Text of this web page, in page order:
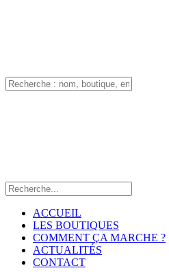
ACCUEIL
LES BOUTIQUES
COMMENT ÇA MARCHE ?
ACTUALITÉS
CONTACT